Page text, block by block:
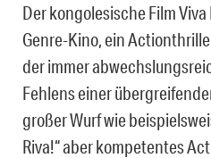
Der kongolesische Film
Genre-Kino, ein
der immer
Fehlens einer
großer Wurf wie
Riva!“ aber kompetentes